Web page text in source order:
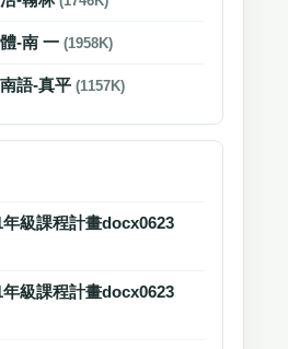
-南 一 (1958K)
語-真平 (1157K)
級課程計畫docx0623
級課程計畫docx0623